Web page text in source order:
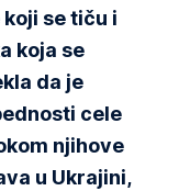
se tiču i
koja se
da je
cele
njihove
u Ukrajini,